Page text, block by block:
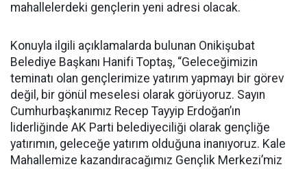
mahallelerdeki gençlerin yeni adresi olacak.
Konuyla ilgili açıklamalarda bulunan Onikişubat
Belediye Başkanı Hanifi Toptaş, “Geleceğimizin
teminatı olan gençlerimize yatırım yapmayı bir görev
değil, bir gönül meselesi olarak görüyoruz. Sayın
Cumhurbaşkanımız Recep Tayyip Erdoğan’ın
liderliğinde AK Parti belediyeciliği olarak gençliğe
yatırımın, geleceğe yatırım olduğuna inanıyoruz. Kale
Mahallemize kazandıracağımız Gençlik Merkezi’miz